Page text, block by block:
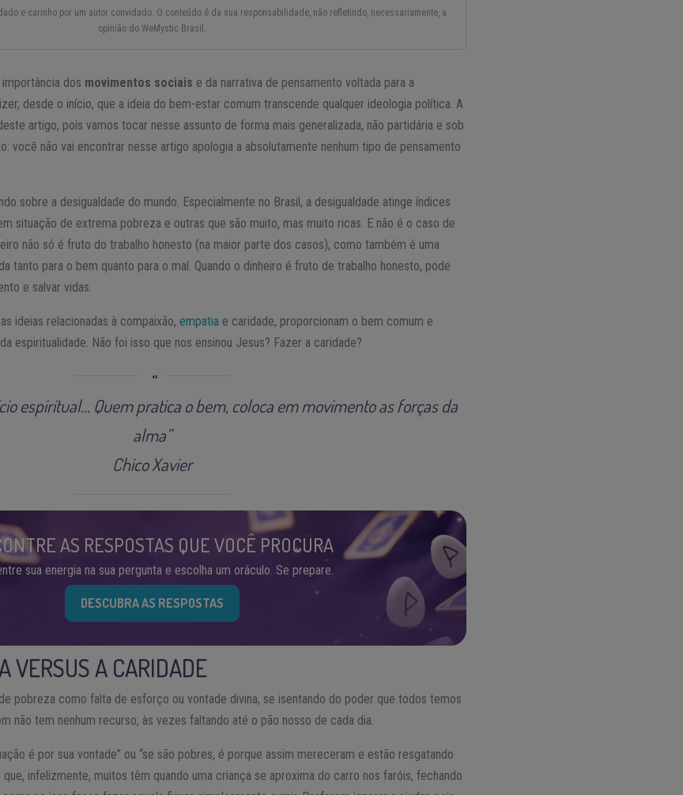
e carinho por um autor convidado. O conteúdo é da sua responsabilidade, não refletindo, necessariamente, a
opinião do WeMystic Brasil.
dos movimentos sociais e da narrativa de pensamento voltada para a
desde o início, que a ideia do bem-estar comum transcende qualquer ideologia política. A
artigo, pois vamos tocar nesse assunto de forma mais generalizada, não partidária e sob
você não vai encontrar nesse artigo apologia a absolutamente nenhum tipo de pensamento
sobre a desigualdade do mundo. Especialmente no Brasil, a desigualdade atinge índices
situação de extrema pobreza e outras que são muito, mas muito ricas. E não é o caso de
não só é fruto do trabalho honesto (na maior parte dos casos), como também é uma
tanto para o bem quanto para o mal. Quando o dinheiro é fruto de trabalho honesto, pode
e salvar vidas.
ideias relacionadas à compaixão,empatia e caridade, proporcionam o bem comum e
espiritualidade. Não foi isso que nos ensinou Jesus? Fazer a caridade?
espiritual… Quem pratica o bem, coloca em movimento as forças da
alma”
Chico Xavier
AS RESPOSTAS QUE VOCÊ PROCURA
sua energia na sua pergunta e escolha um oráculo. Se prepare.
DESCUBRA AS RESPOSTAS
VERSUS A CARIDADE
pobreza como falta de esforço ou vontade divina, se isentando do poder que todos temos
não tem nenhum recurso, às vezes faltando até o pão nosso de cada dia.
é por sua vontade” ou “se são pobres, é porque assim mereceram e estão resgatando
que, infelizmente, muitos têm quando uma criança se aproxima do carro nos faróis, fechando